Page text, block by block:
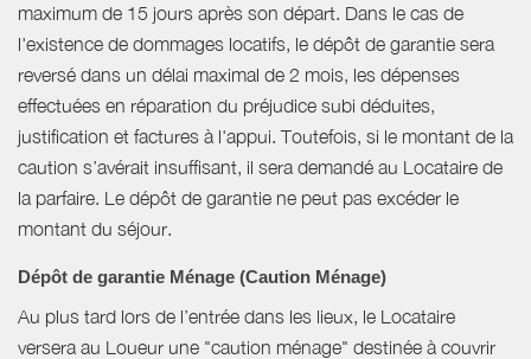
maximum de 15 jours après son départ. Dans le cas de
l'existence de dommages locatifs, le dépôt de garantie sera
reversé dans un délai maximal de 2 mois, les dépenses
effectuées en réparation du préjudice subi déduites,
justification et factures à l'appui. Toutefois, si le montant de la
caution s’avérait insuffisant, il sera demandé au Locataire de
la parfaire. Le dépôt de garantie ne peut pas excéder le
montant du séjour.
Dépôt de garantie Ménage (Caution Ménage)
Au plus tard lors de l’entrée dans les lieux, le Locataire
versera au Loueur une "caution ménage" destinée à couvrir